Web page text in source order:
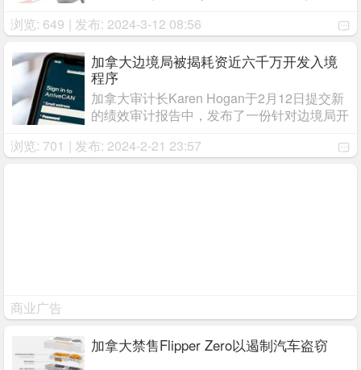
算机的互联网协议地址（adresse de
址）。 ...
浏览: 649 | 发布: 2024-3-12 08:56
加拿大边境局被揭耗资近六千万开发入境
程序
加拿大审计长Karen Hogan于2月12日提交新
的绩效审计报告中，发布了一份针对边境局开
的严厉批评，她指出，加拿大边境服务局
浏览: 701 | 发布: 2024-2-21 23:57
商业广告
加拿大禁售Flipper Zero以遏制汽车盗窃